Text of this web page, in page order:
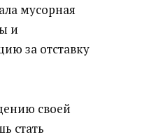
мусорная
и
за отставку
своей
стать